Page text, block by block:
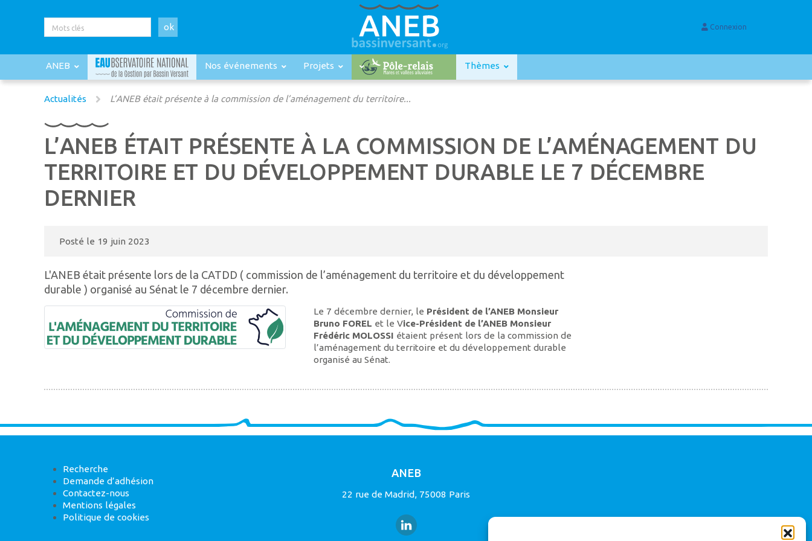
ok Connexion
ANEB Nos événements Projets Thèmes
Actualités L’ANEB était présente à la commission de l’aménagement du territoire...
L’ANEB ÉTAIT PRÉSENTE À LA COMMISSION DE L’AMÉNAGEMENT DU
TERRITOIRE ET DU DÉVELOPPEMENT DURABLE LE 7 DÉCEMBRE
DERNIER
Posté le 19 juin 2023
L'ANEB était présente lors de la CATDD ( commission de l’aménagement du territoire et du développement
durable ) organisé au Sénat le 7 décembre dernier.
Le 7 décembre dernier, le Président de l’ANEB Monsieur
Bruno FOREL et le Vice-Président de l’ANEB Monsieur
Frédéric MOLOSSI étaient présent lors de la commission de
l’aménagement du territoire et du développement durable
organisé au Sénat.
Recherche
Demande d’adhésion
Contactez-nous
Mentions légales
Politique de cookies
ANEB
22 rue de Madrid, 75008 Paris